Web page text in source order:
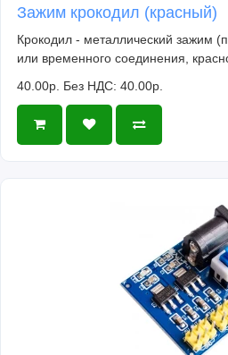
Зажим крокодил (красный)
Крокодил - металлический зажим
или временного соединения,
40.00р. Без НДС: 40.00р.